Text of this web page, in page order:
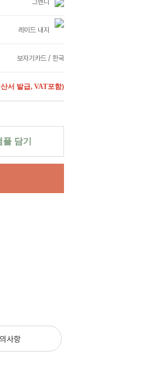
그렌디
레이드 내지
보자기카드 / 한국
서 발급, VAT포함)
담기
사항